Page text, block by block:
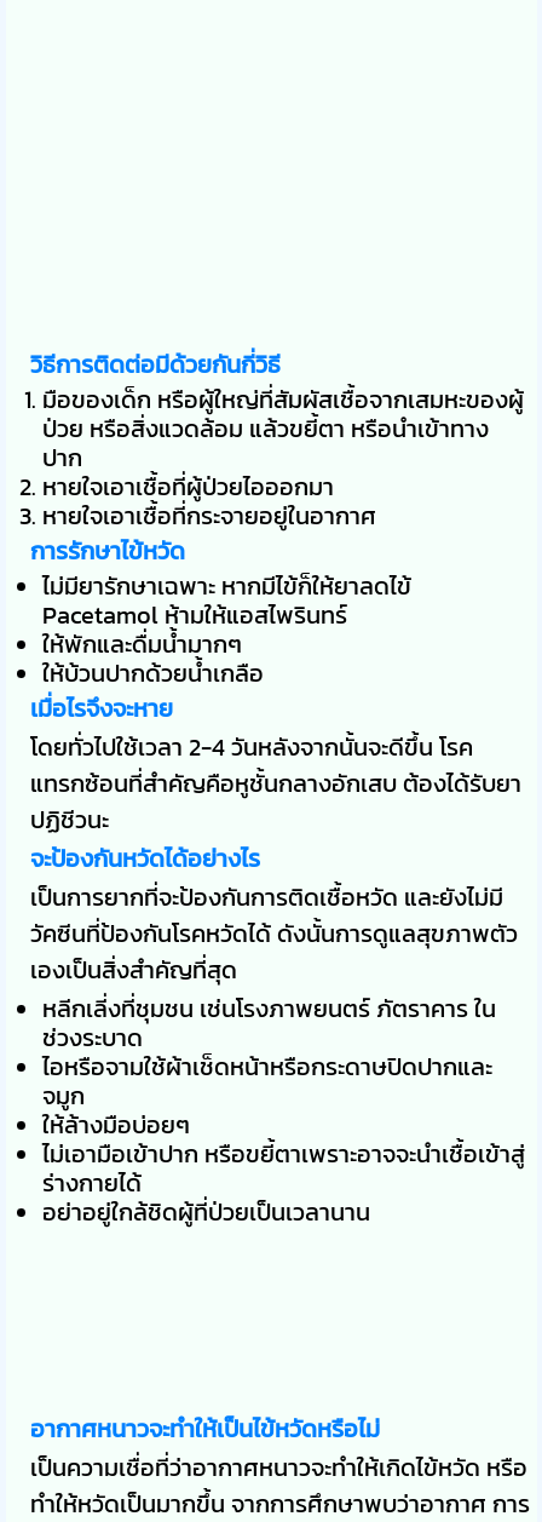
วิธีการติดต่อมีด้วยกันกี่วิธี
มือของเด็ก หรือผู้ใหญ่ที่สัมผัสเชื้อจากเสมหะของผู้
ป่วย หรือสิ่งแวดล้อม แล้วขยี้ตา หรือนำเข้าทาง
ปาก
หายใจเอาเชื้อที่ผู้ป่วยไอออกมา
หายใจเอาเชื้อที่กระจายอยู่ในอากาศ
การรักษาไข้หวัด
ไม่มียารักษาเฉพาะ หากมีไข้ก็ให้ยาลดไข้
Pacetamol ห้ามให้แอสไพรินทร์
ให้พักและดื่มน้ำมากๆ
ให้บ้วนปากด้วยน้ำเกลือ
เมื่อไรจึงจะหาย
โดยทั่วไปใช้เวลา 2-4 วันหลังจากนั้นจะดีขึ้น โรค
แทรกซ้อนที่สำคัญคือหูชั้นกลางอักเสบ ต้องได้รับยา
ปฏิชีวนะ
จะป้องกันหวัดได้อย่างไร
เป็นการยากที่จะป้องกันการติดเชื้อหวัด และยังไม่มี
วัคซีนที่ป้องกันโรคหวัดได้ ดังนั้นการดูแลสุขภาพตัว
เองเป็นสิ่งสำคัญที่สุด
หลีกเลี่งที่ชุมชน เช่นโรงภาพยนตร์ ภัตราคาร ใน
ช่วงระบาด
ไอหรือจามใช้ผ้าเช็ดหน้าหรือกระดาษปิดปากและ
จมูก
ให้ล้างมือบ่อยๆ
ไม่เอามือเข้าปาก หรือขยี้ตาเพราะอาจจะนำเชื้อเข้าสู่
ร่างกายได้
อย่าอยู่ใกล้ชิดผู้ที่ป่วยเป็นเวลานาน
อากาศหนาวจะทำให้เป็นไข้หวัดหรือไม่
เป็นความเชื่อที่ว่าอากาศหนาวจะทำให้เกิดไข้หวัด หรือ
ทำให้หวัดเป็นมากขึ้น จากการศึกษาพบว่าอากาศ การ